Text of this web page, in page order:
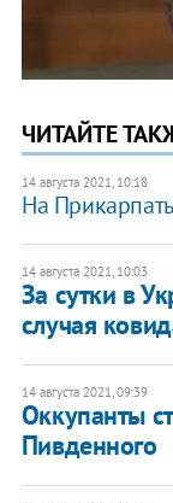
ЧИТАЙТЕ
14 августа 2021, 10:18
На
14 августа 2021, 10:03
За сутки в
случая
14 августа 2021, 09:39
Оккупанты
Пивденного